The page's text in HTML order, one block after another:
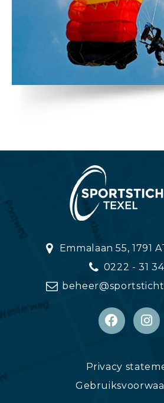
Emmalaan 55, 1791
0222 - 31 34
Privacy